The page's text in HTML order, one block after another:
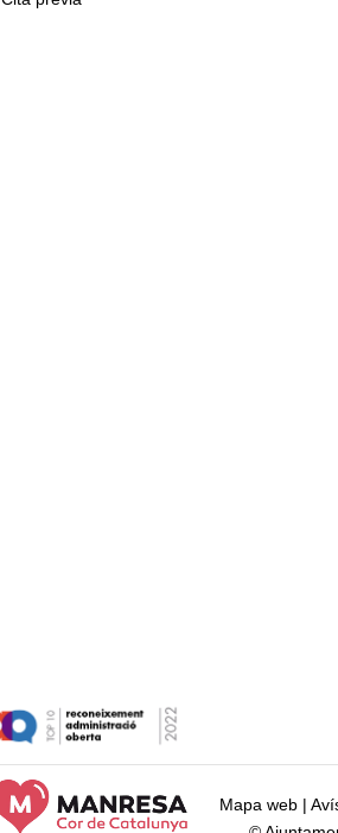
Mapa web |